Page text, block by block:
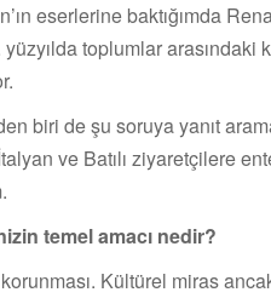
eserlerine baktığımda
yüzyılda toplumlar
biri de şu soruya yanıt
ve Batılı ziyaretçilere
temel amacı nedir?
Kültürel miras